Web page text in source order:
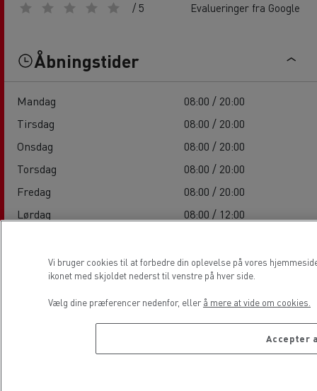
/ 5 Evalueringer fra Google
Åbningstider
Mandag
08:00 / 20:00
Tirsdag
08:00 / 20:00
Onsdag
08:00 / 20:00
Torsdag
08:00 / 20:00
Fredag
08:00 / 20:00
Lørdag
08:00 / 12:00
Vi bruger cookies til at forbedre din oplevelse på vores
ikonet med skjoldet nederst til venstre på hver side.
Vælg dine præferencer nedenfor, eller å mere at vide om cookies.
Accepter